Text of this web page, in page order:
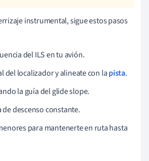
instrumental, sigue estos pasos
del ILS en tu avión.
del localizador y alineate con lapista.
la guía del glide slope.
de descenso constante.
para mantenerte en ruta hasta